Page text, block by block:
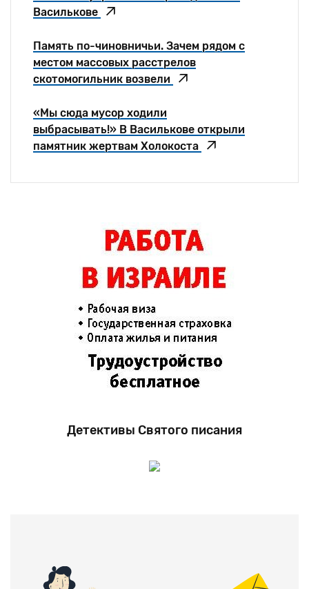
Василькове
Память по-чиновничьи. Зачем рядом с
местом массовых расстрелов
скотомогильник возвели
«Мы сюда мусор ходили
выбрасывать!» В Василькове открыли
памятник жертвам Холокоста
Детективы Святого писания